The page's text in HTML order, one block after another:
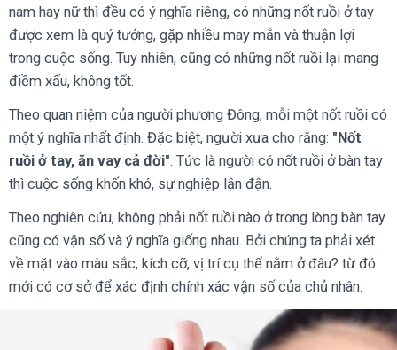
nam hay nữ thì đều có ý nghĩa riêng, có những nốt ruồi ở tay
được xem là quý tướng, gặp nhiều may mắn và thuận lợi
trong cuộc sống. Tuy nhiên, cũng có những nốt ruồi lại mang
điềm xấu, không tốt.
Theo quan niệm của người phương Đông, mỗi một nốt ruồi có
một ý nghĩa nhất định. Đặc biệt, người xưa cho rằng: "Nốt
ruồi ở tay, ăn vay cả đời". Tức là người có nốt ruồi ở bàn tay
thì cuộc sống khốn khó, sự nghiệp lận đận.
Theo nghiên cứu, không phải nốt ruồi nào ở trong lòng bàn tay
cũng có vận số và ý nghĩa giống nhau. Bởi chúng ta phải xét
về mặt vào màu sắc, kích cỡ, vị trí cụ thể nằm ở đâu? từ đó
mới có cơ sở để xác định chính xác vận số của chủ nhân.